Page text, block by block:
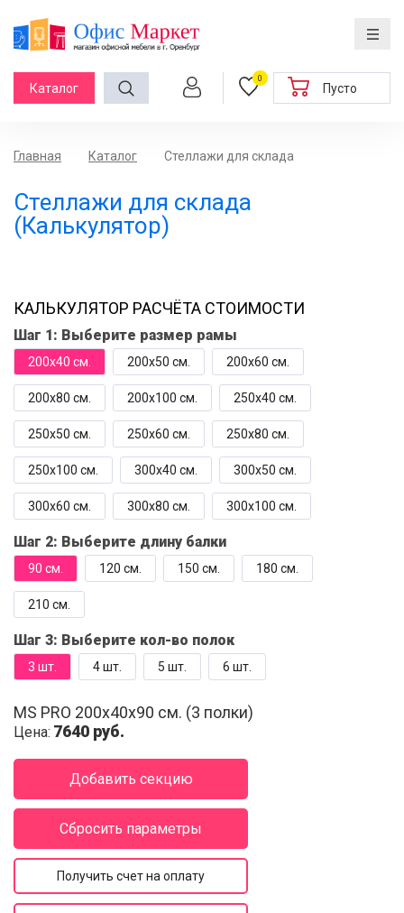
Каталог
0
Пусто
Главная Каталог Стеллажи для склада
Стеллажи для склада
(Калькулятор)
КАЛЬКУЛЯТОР РАСЧЁТА СТОИМОСТИ
Шаг 1: Выберите размер рамы
200x40 см. 200x50 см. 200x60 см.
200x80 см. 200x100 см. 250x40 см.
250x50 см. 250x60 см. 250x80 см.
250x100 см. 300x40 см. 300x50 см.
300x60 см. 300x80 см. 300x100 см.
Шаг 2: Выберите длину балки
90 см. 120 см. 150 см. 180 см.
210 см.
Шаг 3: Выберите кол-во полок
3 шт. 4 шт. 5 шт. 6 шт.
MS PRO 200x40x90 см. (3 полки)
Цена: 7640 руб.
Сбросить параметры
Получить счет на оплату